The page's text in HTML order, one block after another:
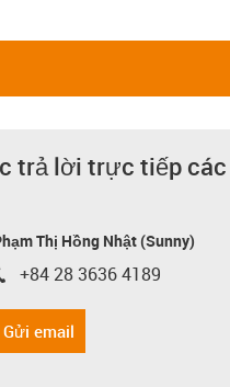
trả lời trực tiếp các
Thị Hồng Nhật (Sunny)
icon-phone
+84 28 3636 4189
Gửi email